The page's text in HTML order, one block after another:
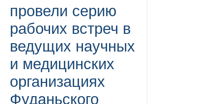
провели серию
рабочих встреч в
ведущих научных
и медицинских
организациях
Фуданьского